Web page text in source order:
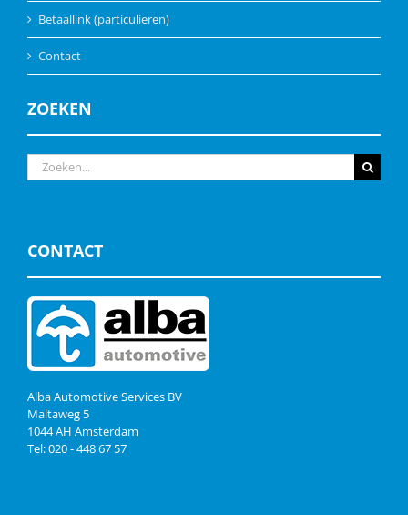
Betaallink (particulieren)
Contact
ZOEKEN
Zoeken
naar:
CONTACT
Alba Automotive Services BV
Maltaweg 5
1044 AH Amsterdam
Tel: 020 - 448 67 57